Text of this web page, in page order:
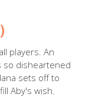
players. An
so disheartened
sets off to
Aby's wish.